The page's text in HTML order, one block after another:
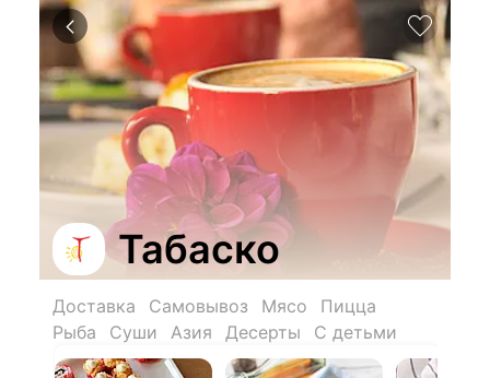
Табаско
Доставка Самовывоз Мясо
Пицца
Рыба
Суши Азия Десерты С детьми